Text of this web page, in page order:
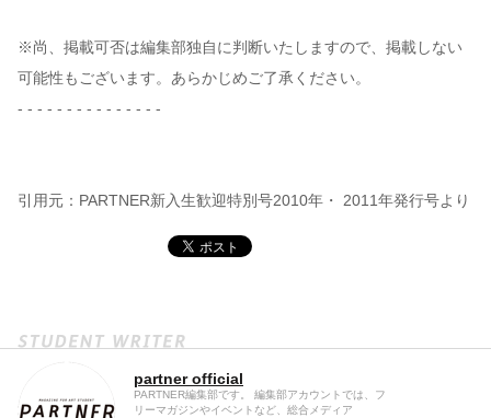
※尚、掲載可否は編集部独自に判断いたしますので、掲載しない
可能性もございます。あらかじめご了承ください。
- - - - - - - - - - - - - - -
引用元：PARTNER新入生歓迎特別号2010年・ 2011年発行号より
partner official
PARTNER編集部です。 編集部アカウントでは、フ
リーマガジンやイベントなど、総合メディア